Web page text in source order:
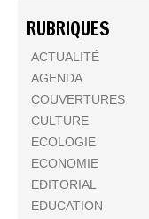
RUBRIQUES
ACTUALITÉ
AGENDA
COUVERTURES
CULTURE
ECOLOGIE
ECONOMIE
EDITORIAL
EDUCATION